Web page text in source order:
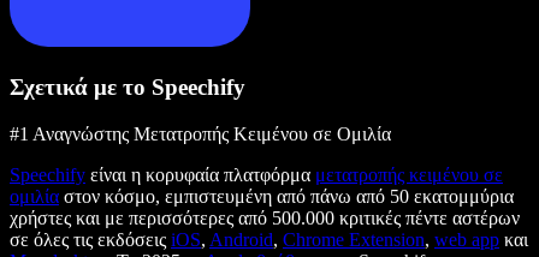
Σχετικά με το Speechify
#1 Αναγνώστης Μετατροπής Κειμένου σε Ομιλία
Speechify είναι η κορυφαία πλατφόρμα μετατροπής κειμένου σε
ομιλία στον κόσμο, εμπιστευμένη από πάνω από 50 εκατομμύρια
χρήστες και με περισσότερες από 500.000 κριτικές πέντε αστέρων
σε όλες τις εκδόσεις iOS, Android, Chrome Extension, web app και